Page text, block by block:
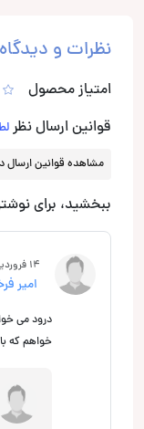
نظرات و دیدگاه
امتیاز محصول
قوانین ارسال نظر
مشاهده قوانین ارسال
ببخشید، برای
14 فروردین 1405
امیر
خواهم که